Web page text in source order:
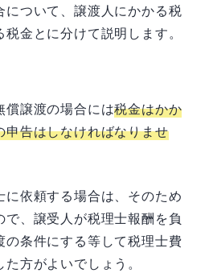
について、譲渡人にかかる税
金とに分けて説明します。
償譲渡の場合には税金はかか
申告はしなければなりませ
依頼する場合は、そのため
、譲受人が税理士報酬を負
の条件にする等して税理士費
方がよいでしょう。